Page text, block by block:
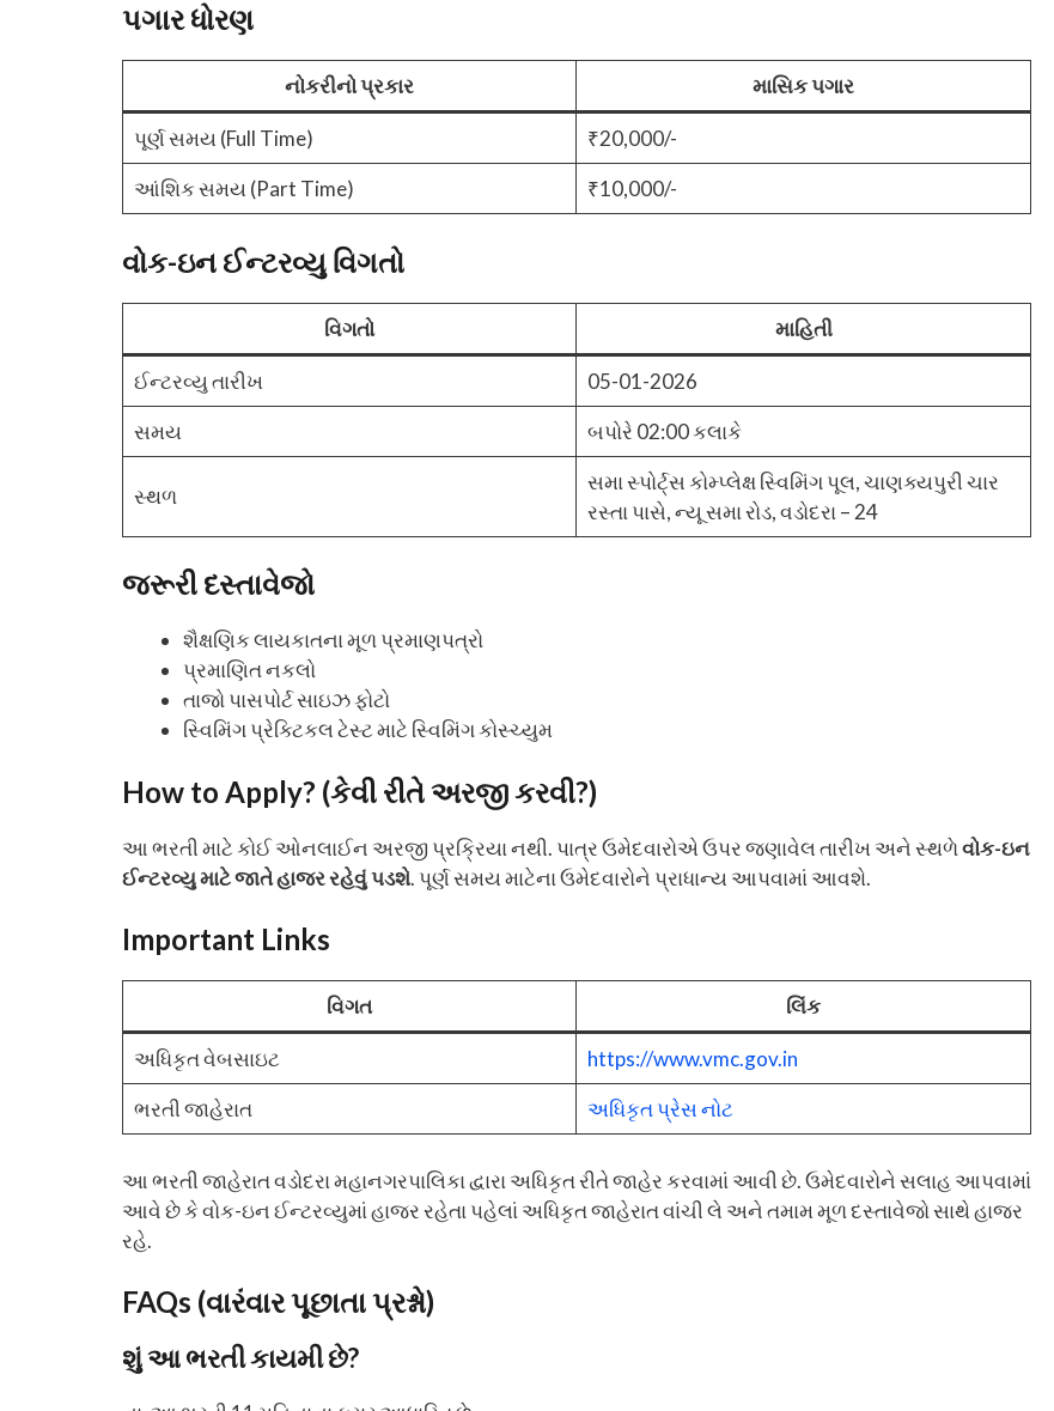
પગાર ધોરણ
નોકરીનો પ્રકાર માસિક પગાર
પૂર્ણ સમય (Full Time)
₹20,000/-
આંશિક સમય (Part Time)
₹10,000/-
વોક-ઇન ઈન્ટરવ્યુ વિગતો
વિગતો માહિતી
ઈન્ટરવ્યુ તારીખ
05-01-2026
સમય
બપોરે 02:00 કલાકે
સ્થળ
સમા સ્પોર્ટ્સ કોમ્પ્લેક્ષ સ્વિમિંગ પૂલ, ચાણક્યપુરી ચાર
રસ્તા પાસે, ન્યૂ સમા રોડ, વડોદરા – 24
જરૂરી દસ્તાવેજો
શૈક્ષણિક લાયકાતના મૂળ પ્રમાણપત્રો
પ્રમાણિત નકલો
તાજો પાસપોર્ટ સાઇઝ ફોટો
સ્વિમિંગ પ્રેક્ટિકલ ટેસ્ટ માટે સ્વિમિંગ કોસ્ચ્યુમ
How to Apply? (કેવી રીતે અરજી કરવી?)
આ ભરતી માટે કોઈ ઓનલાઈન અરજી પ્રક્રિયા નથી. પાત્ર ઉમેદવારોએ ઉપર જણાવેલ તારીખ અને સ્થળેવોક-ઇન
ઈન્ટરવ્યુ માટે જાતે હાજર રહેવું પડશે. પૂર્ણ સમય માટેના ઉમેદવારોને પ્રાધાન્ય આપવામાં આવશે.
Important Links
વિગત લિંક
અધિકૃત વેબસાઇટ
https://www.vmc.gov.in
ભરતી જાહેરાત
અધિકૃત પ્રેસ નોટ
આ ભરતી જાહેરાત વડોદરા મહાનગરપાલિકા દ્વારા અધિકૃત રીતે જાહેર કરવામાં આવી છે. ઉમેદવારોને સલાહ આપવામાં
આવે છે કે વોક-ઇન ઈન્ટરવ્યુમાં હાજર રહેતા પહેલાં અધિકૃત જાહેરાત વાંચી લે અને તમામ મૂળ દસ્તાવેજો સાથે હાજર
રહે.
FAQs (વારંવાર પૂછાતા પ્રશ્નો)
શું આ ભરતી કાયમી છે?